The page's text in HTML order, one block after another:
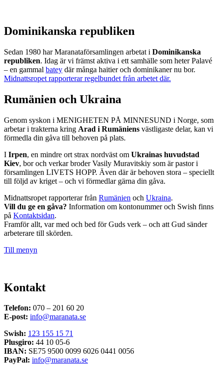
Dominikanska republiken
Sedan 1980 har Maranataförsamlingen arbetat i Dominikanska
republiken. Idag är vi främst aktiva i ett samhälle som heter Palavé
– en gammal batey där många haitier och dominikaner nu bor.
Midnattsropet rapporterar regelbundet från arbetet där.
Rumänien och Ukraina
Genom syskon i MENIGHETEN PÅ MINNESUND i Norge, som
arbetar i trakterna kring Arad i Rumäniens västligaste delar, kan vi
förmedla din gåva till behoven på plats.
I Irpen, en mindre ort strax nordväst om Ukrainas huvudstad
Kiev, bor och verkar broder Vasily Muravitskiy som är pastor i
församlingen LIVETS HOPP. Även där är behoven stora – speciellt
till följd av kriget – och vi förmedlar gärna din gåva.
Midnattsropet rapporterar från Rumänien och Ukraina.
Vill du ge en gåva? Information om kontonummer och Swish finns
på Kontaktsidan.
Framför allt, var med och bed för Guds verk – och att Gud sänder
arbeterare till skörden.
Till menyn
Kontakt
Telefon: 070 – 201 60 20
E-post: info@maranata.se
Swish: 123 155 15 71
Plusgiro: 44 10 05-6
IBAN: SE75 9500 0099 6026 0441 0056
PayPal: info@maranata.se